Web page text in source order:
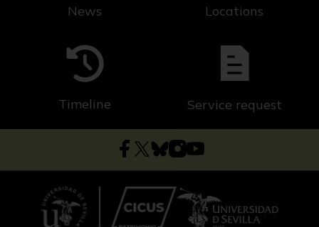
News Locations
Timeline Service request